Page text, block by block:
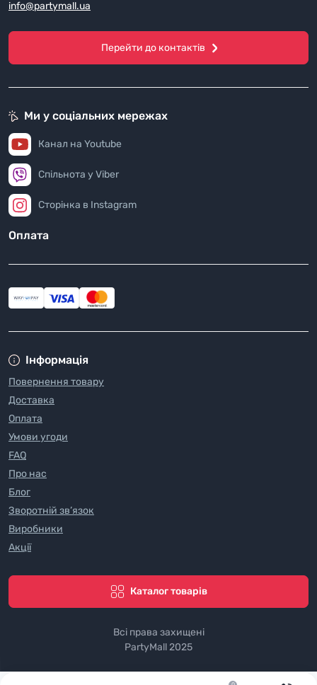
info@partymall.ua
Перейти до контактів
Інформація
Повернення товару
Доставка
Оплата
Умови угоди
FAQ
Про нас
Блог
Зворотній зв’язок
Виробники
Акції
Каталог товарів
Ми у соціальних мережах
Канал на Youtube
Спільнота у Viber
Сторінка в Instagram
Оплата
Всі права захищені
PartyMall 2025